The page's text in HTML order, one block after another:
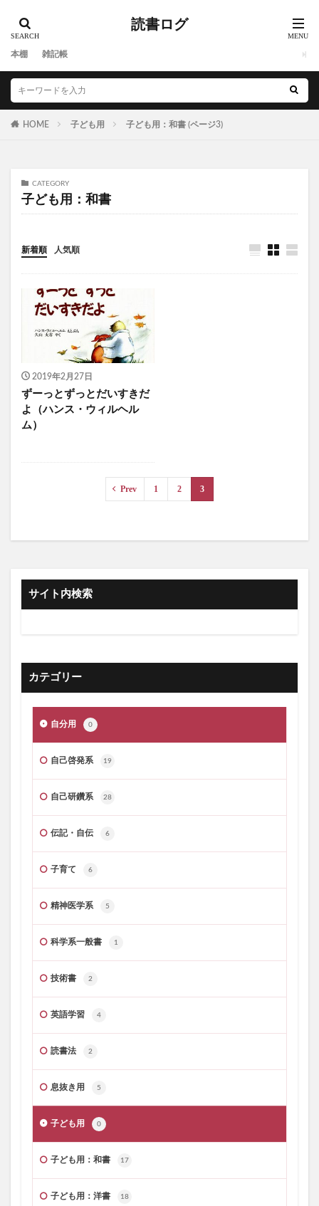
読書ログ
本棚 雑記帳
HOME 子ども用 子ども用：和書 (ページ3)
CATEGORY
子ども用：和書
新着順 人気順
2019年2月27日
ずーっとずっとだいすきだ
よ（ハンス・ウィルヘル
ム）
Prev 1 2 3
サイト内検索
カテゴリー
自分用 0
自己啓発系 19
自己研鑽系 28
伝記・自伝 6
子育て 6
精神医学系 5
科学系一般書 1
技術書 2
英語学習 4
読書法 2
息抜き用 5
子ども用 0
子ども用：和書 17
子ども用：洋書 18